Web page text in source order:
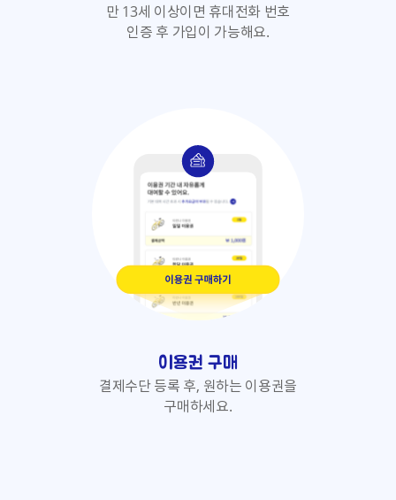
만 13세 이상이면 휴대전화 번호
인증 후 가입이 가능해요.
이용권 구매
결제수단 등록 후, 원하는 이용권을
구매하세요.